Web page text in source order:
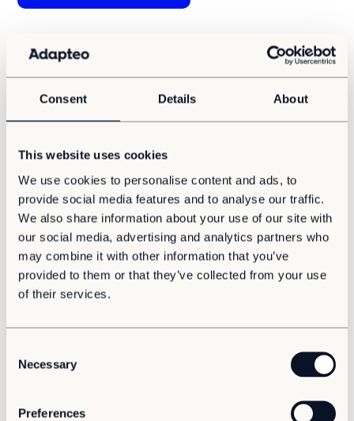
Consent Details About
This website uses cookies
We use cookies to personalise content and ads, to
provide social media features and to analyse our traffic.
We also share information about your use of our site with
our social media, advertising and analytics partners who
may combine it with other information that you’ve
provided to them or that they’ve collected from your use
of their services.
Necessary
Preferences
Insights
Über uns
Über Adapteo
Unser Ziel
Service
Karriere
Karriere
Kultur und Möglichkeiten
Offene Stellen
Highlights des
Whitepapers:
Kosteneffizienz: Mietmodelle sparen bis zu 25% an
Bau- und Betriebskosten und schonen Liquidität
durch planbare Budgets.
: Modularität erlaubt Ihnen,
schnell auf wechselnde Anforderungen zu reagieren
- ob Erweiterung oder Standortwechsel.
Nachhaltigkeit & Kreislaufwirtschaft: Bis zu 30%
weniger CO2-Ausstoß und Wiederverwendbarkeit
der Module
Whitepaper bietet eine fundierte
Experteneinschätzungen.